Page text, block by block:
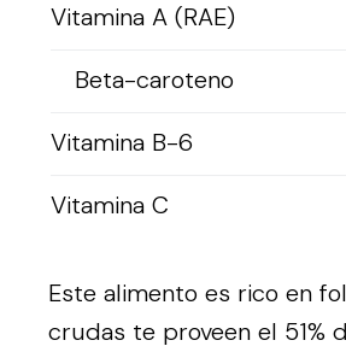
Vitamina A (RAE)
Beta-caroteno
Vitamina B-6
Vitamina C
Este alimento es rico en
crudas te proveen el 51%